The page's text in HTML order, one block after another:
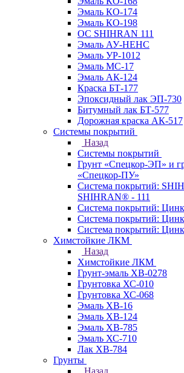
Эмаль КО-174
Эмаль КО-198
ОС SHIHRAN 111
Эмаль АУ-НЕНС
Эмаль УР-1012
Эмаль МС-17
Эмаль АК-124
Краска БТ-177
Эпоксидный лак ЭП-730
Битумный лак БТ-577
Дорожная краска АК-517
Системы покрытий
Назад
Системы покрытий
Грунт «Спецкор-ЭП» и
«Спецкор-ПУ»
Система покрытий:
SHIHRAN® - 111
Система покрытий:
Система покрытий:
Система покрытий:
Химстойкие ЛКМ
Назад
Химстойкие ЛКМ
Грунт-эмаль ХВ-0278
Грунтовка ХС-010
Грунтовка ХС-068
Эмаль ХВ-16
Эмаль ХВ-124
Эмаль ХВ-785
Эмаль ХС-710
Лак ХВ-784
Грунты
Назад